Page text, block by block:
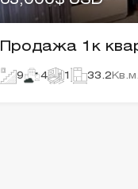
Продажа 1к
9 4 1 33.2 Кв.м.